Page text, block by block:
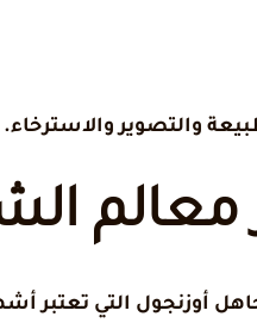
والتصوير والاسترخاء.
أوزنجول التي تعتبر